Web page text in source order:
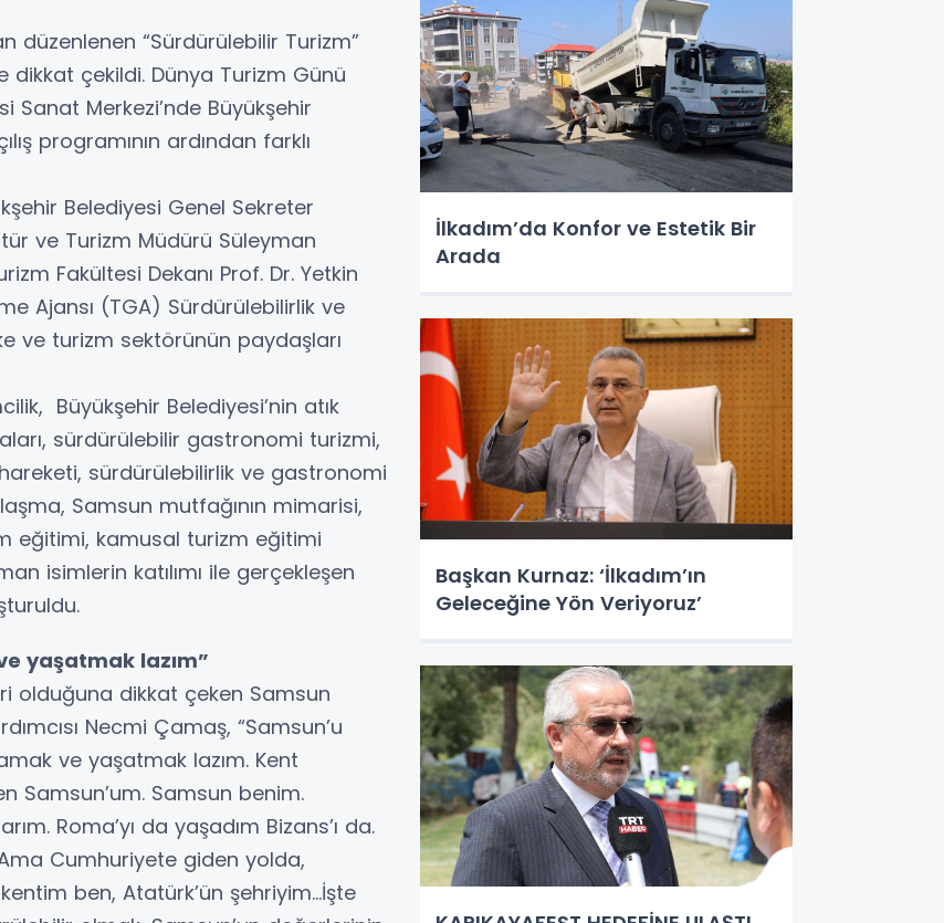
düzenlenen “Sürdürülebilir Turizm”
çekildi. Dünya Turizm Günü
Sanat Merkezi’nde Büyükşehir
programının ardından farklı
Belediyesi Genel Sekreter
ve Turizm Müdürü Süleyman
Fakültesi Dekanı Prof. Dr. Yetkin
Ajansı (TGA) Sürdürülebilirlik ve
ve turizm sektörünün paydaşları
Büyükşehir Belediyesi’nin atık
sürdürülebilir gastronomi turizmi,
sürdürülebilirlik ve gastronomi
Samsun mutfağının mimarisi,
eğitimi, kamusal turizm eğitimi
isimlerin katılımı ile gerçekleşen
yaşatmak lazım”
olduğuna dikkat çeken Samsun
Necmi Çamaş, “Samsun’u
ve yaşatmak lazım. Kent
Samsun’um. Samsun benim.
Roma’yı da yaşadım Bizans’ı da.
Ama Cumhuriyete giden yolda,
ben, Atatürk’ün şehriyim…İşte
İlkadım’da Konfor ve Estetik Bir
Arada
Başkan Kurnaz: ‘İlkadım’ın
Geleceğine Yön Veriyoruz’